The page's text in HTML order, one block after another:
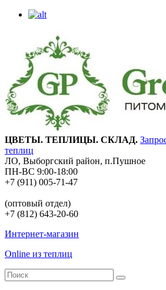
ЦВЕТЫ. ТЕПЛИЦЫ. СКЛАД.
теплиц
ЛО, Выборгский район, п.Пушное
ПН-ВС 9:00-18:00
+7 (911) 005-71-47
(оптовый отдел)
+7 (812) 643-20-60
Интернет-магазин
Online из теплиц